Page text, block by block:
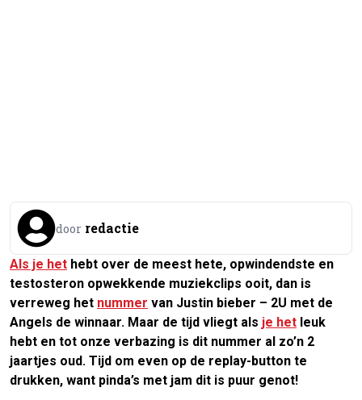
door redactie
Als je het hebt over de meest hete, opwindendste en
testosteron opwekkende muziekclips ooit, dan is
verreweg het nummer van Justin bieber – 2U met de
Angels de winnaar. Maar de tijd vliegt als je het leuk
hebt en tot onze verbazing is dit nummer al zo’n 2
jaartjes oud. Tijd om even op de replay-button te
drukken, want pinda’s met jam dit is puur genot!